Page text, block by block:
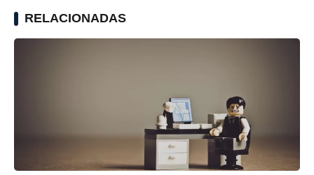
RELACIONADAS